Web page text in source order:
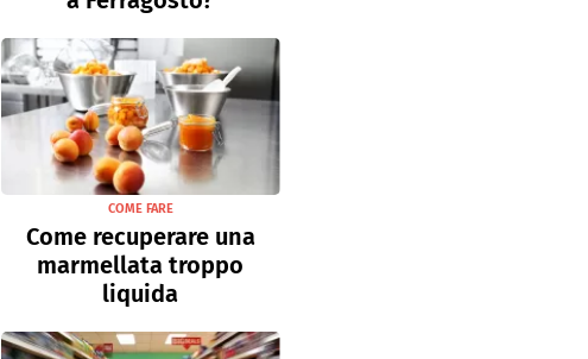
COME FARE
Come recuperare una
marmellata troppo
liquida